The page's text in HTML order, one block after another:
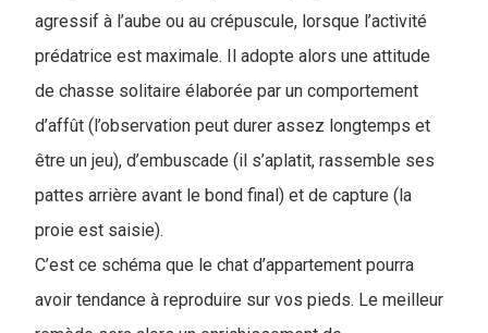
agressif à l’aube ou au crépuscule, lorsque l’activité
prédatrice est maximale. Il adopte alors une attitude
de chasse solitaire élaborée par un comportement
d’affût (l’observation peut durer assez longtemps et
être un jeu), d’embuscade (il s’aplatit, rassemble ses
pattes arrière avant le bond final) et de capture (la
proie est saisie).
C’est ce schéma que le chat d’appartement pourra
avoir tendance à reproduire sur vos pieds. Le meilleur